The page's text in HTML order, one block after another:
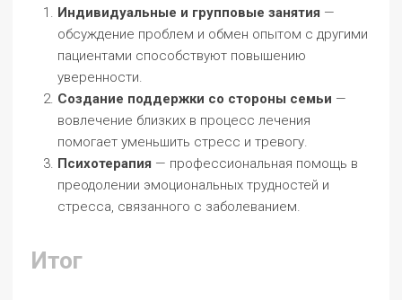
Индивидуальные и групповые занятия —
обсуждение проблем и обмен опытом с другими
пациентами способствуют повышению
уверенности.
Создание поддержки со стороны семьи —
вовлечение близких в процесс лечения
помогает уменьшить стресс и тревогу.
Психотерапия — профессиональная помощь в
преодолении эмоциональных трудностей и
стресса, связанного с заболеванием.
Итог